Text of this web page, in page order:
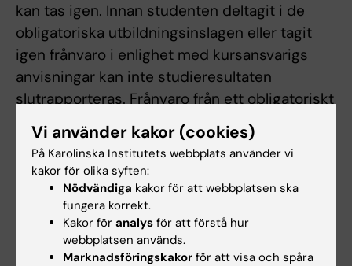
kan tas igen. Innan studenten deltagit i de
obligatoriska utbildningsinslagen eller tagit
igen frånvaro i enlighet med kursansvarigs
anvisningar kan inte studieresultaten
slutrapporteras. Frånvaro från ett obligatoriskt
utbildningsinslag kan innebära att den
studerande inte kan ta igen tillfället förrän
nästa gång kursen ges.
Examination
Kursen examineras enligt följande:
Vi använder kakor (cookies)
På Karolinska Institutets webbplats använder vi
kakor för olika syften:
Nödvändiga kakor för att webbplatsen ska
fungera korrekt.
Kakor för analys för att förstå hur
webbplatsen används.
Marknadsföringskakor för att visa och spåra